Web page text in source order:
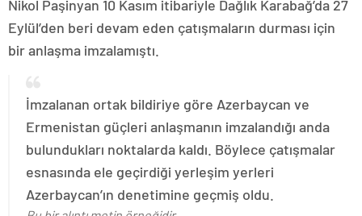
Nikol Paşinyan 10 Kasım itibariyle Dağlık Karabağ’da 27
Eylül’den beri devam eden çatışmaların durması için
bir anlaşma imzalamıştı.
İmzalanan ortak bildiriye göre Azerbaycan ve
Ermenistan güçleri anlaşmanın imzalandığı anda
bulundukları noktalarda kaldı. Böylece çatışmalar
esnasında ele geçirdiği yerleşim yerleri
Azerbaycan’ın denetimine geçmiş oldu.